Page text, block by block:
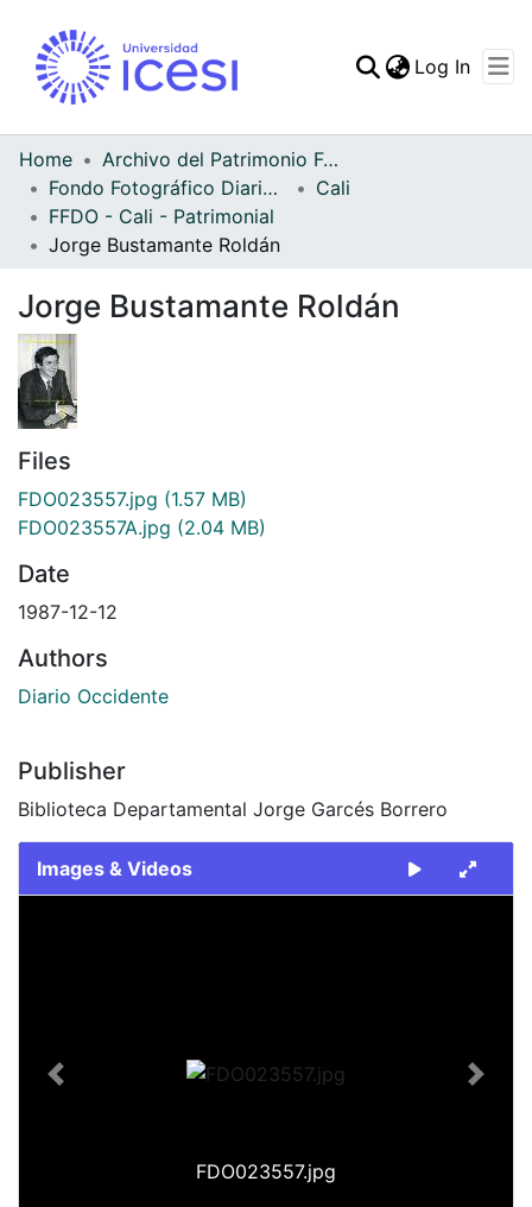
Statistics
Log In
Home
Archivo del Patrimonio Fotográfico y Fílmico del Valle del Cauca
Fondo Fotográfico Diario Occidente
Cali
FFDO - Cali - Patrimonial
Jorge Bustamante Roldán
Jorge Bustamante Roldán
Files
FDO023557.jpg (1.57 MB)
FDO023557A.jpg (2.04 MB)
Date
1987-12-12
Authors
Diario Occidente
Publisher
Biblioteca Departamental Jorge Garcés Borrero
Images & Videos
FDO023557.jpg
Previous Next